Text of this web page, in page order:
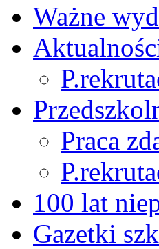
Ważne
Praca
100 lat
Gazetki